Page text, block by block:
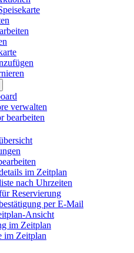
verwalten
bearbeiten
im Zeitplan
nach Uhrzeiten
Reservierung
per E-Mail
Ansicht
im Zeitplan
im Zeitplan